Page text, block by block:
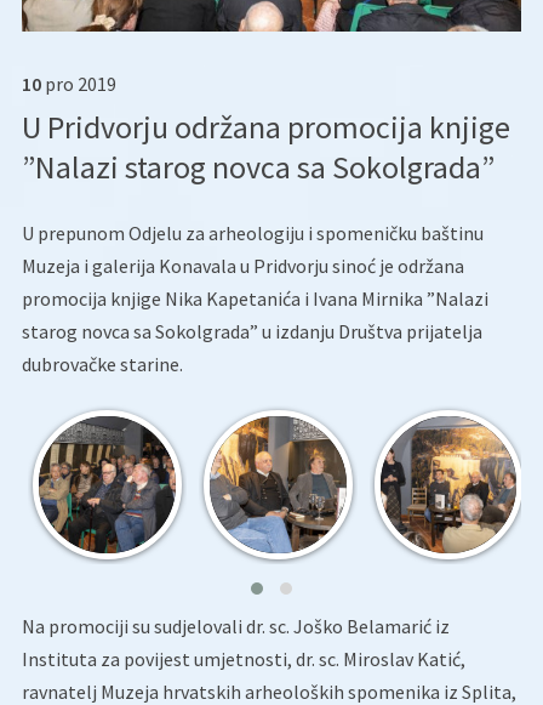
10 pro 2019
U Pridvorju održana promocija knjige
”Nalazi starog novca sa Sokolgrada”
U prepunom Odjelu za arheologiju i spomeničku baštinu
Muzeja i galerija Konavala u Pridvorju sinoć je održana
promocija knjige Nika Kapetanića i Ivana Mirnika ”Nalazi
starog novca sa Sokolgrada” u izdanju Društva prijatelja
dubrovačke starine.
Na promociji su sudjelovali dr. sc. Joško Belamarić iz
Instituta za povijest umjetnosti, dr. sc. Miroslav Katić,
ravnatelj Muzeja hrvatskih arheoloških spomenika iz Splita,